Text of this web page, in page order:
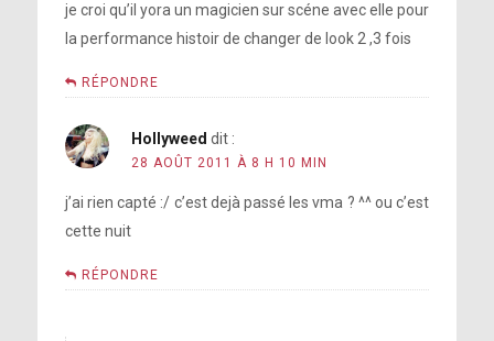
je croi qu’il yora un magicien sur scéne avec elle pour
la performance histoir de changer de look 2 ,3 fois
RÉPONDRE
Hollyweed dit :
28 AOÛT 2011 À 8 H 10 MIN
j’ai rien capté :/ c’est dejà passé les vma ? ^^ ou c’est
cette nuit
RÉPONDRE